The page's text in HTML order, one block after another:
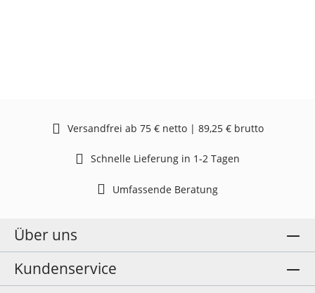
Versandfrei ab 75 € netto | 89,25 € brutto
Schnelle Lieferung in 1-2 Tagen
Umfassende Beratung
Über uns
Kundenservice